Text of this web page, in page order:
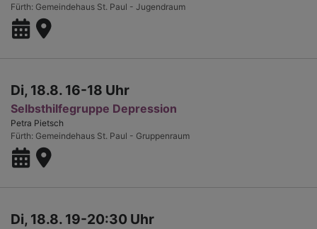
Fürth Gemeindehaus St. Paul - Jugendraum
Di, 18.8. 16-18 Uhr
Selbsthilfegruppe Depression
Petra Pietsch
Fürth Gemeindehaus St. Paul - Gruppenraum
Di, 18.8. 19-20:30 Uhr